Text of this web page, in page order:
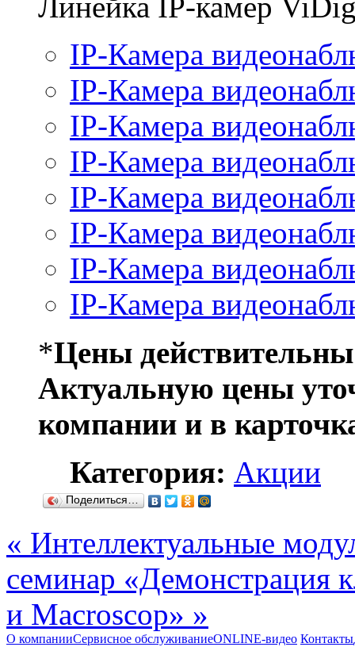
Линейка IP-камер
IP-Камера
IP-Камера
IP-Камера
IP-Камера
IP-Камера
IP-Камера
IP-Камера
IP-Камера
*Цены
Актуальную цены
компании и в
Категория: Акции
Поделиться…
« Интеллектуальные
семинар «Демонстрация
и Macroscop» »
О компанииСервисное обслуживаниеONLINE-видео Контакты